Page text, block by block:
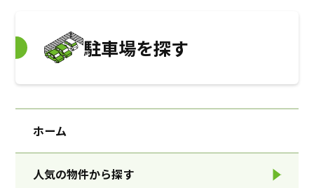
駐車場を探す
ホーム
人気の物件から探す